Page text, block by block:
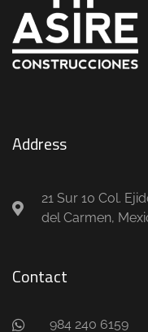
Address
21 Sur 10 Col.
del Carmen,
Contact
984 240 6159